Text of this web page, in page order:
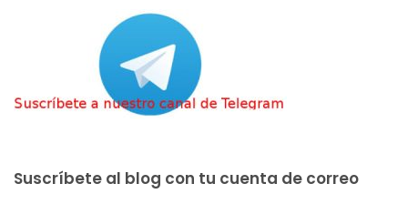
Suscríbete al blog con tu cuenta de correo